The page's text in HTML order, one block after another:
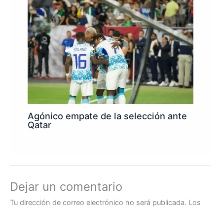
Agónico empate de la selección ante
Qatar
Dejar un comentario
Tu dirección de correo electrónico no será publicada. Los